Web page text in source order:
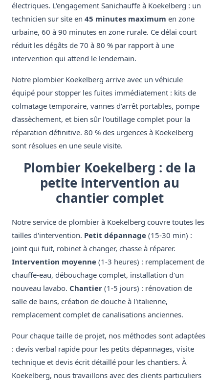
électriques. L'engagement Sanichauffe à Koekelberg : un
technicien sur site en 45 minutes maximum en zone
urbaine, 60 à 90 minutes en zone rurale. Ce délai court
réduit les dégâts de 70 à 80 % par rapport à une
intervention qui attend le lendemain.
Notre plombier Koekelberg arrive avec un véhicule
équipé pour stopper les fuites immédiatement : kits de
colmatage temporaire, vannes d'arrêt portables, pompe
d'assèchement, et bien sûr l'outillage complet pour la
réparation définitive. 80 % des urgences à Koekelberg
sont résolues en une seule visite.
Plombier Koekelberg : de la
petite intervention au
chantier complet
Notre service de plombier à Koekelberg couvre toutes les
tailles d'intervention. Petit dépannage (15-30 min) :
joint qui fuit, robinet à changer, chasse à réparer.
Intervention moyenne (1-3 heures) : remplacement de
chauffe-eau, débouchage complet, installation d'un
nouveau lavabo. Chantier (1-5 jours) : rénovation de
salle de bains, création de douche à l'italienne,
remplacement complet de canalisations anciennes.
Pour chaque taille de projet, nos méthodes sont adaptées
: devis verbal rapide pour les petits dépannages, visite
technique et devis écrit détaillé pour les chantiers. À
Koekelberg, nous travaillons avec des clients particuliers